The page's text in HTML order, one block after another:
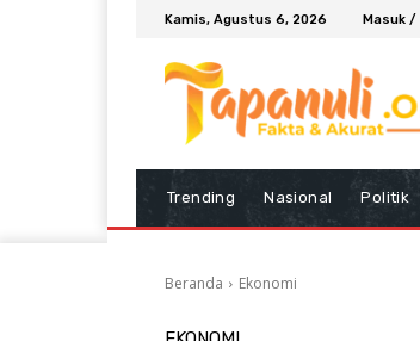
Kamis, Agustus 6, 2026 Masuk /
Trending Nasional Politik
Beranda Ekonomi